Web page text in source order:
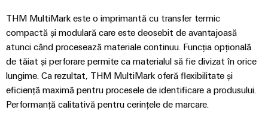
materie de
produse
Conectivitate
practică pentru
industria
dumneavoastră.
Inovațiile
noastre pentru
conectivitatea
industrială.
THM MultiMark este o imprimantă cu transfer termic
compactă și modulară care este deosebit de avantajoasă
atunci când procesează materiale continuu. Funcția opțională
de tăiat și perforare permite ca materialul să fie divizat în orice
lungime. Ca rezultat, THM MultiMark oferă flexibilitate și
eficiență maximă pentru procesele de identificare a produsului.
Performanță calitativă pentru cerințele de marcare.